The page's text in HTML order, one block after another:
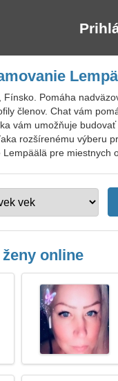
Pomáha
členov. Chat vám
vám umožňuje
rozšírenému výberu
pre miestnych
ženy online